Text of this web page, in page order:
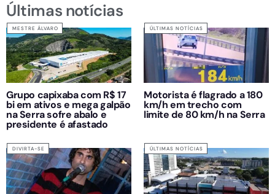
Últimas notícias
MESTRE ÁLVARO
Grupo capixaba com R$ 17
bi em ativos e mega galpão
na Serra sofre abalo e
presidente é afastado
ÚLTIMAS NOTÍCIAS
Motorista é flagrado a 180
km/h em trecho com
limite de 80 km/h na Serra
DIVIRTA-SE ÚLTIMAS NOTÍCIAS